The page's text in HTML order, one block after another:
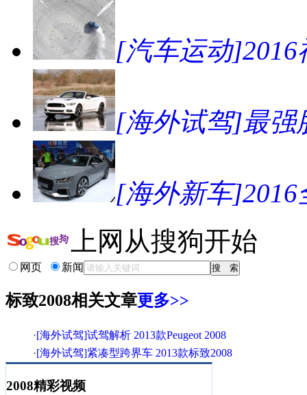
[汽车运动]2016
[海外试驾]最强
[海外新车]2016
上网从搜狗开始
网页 新闻
标致2008相关文章更多>>
·[海外试驾]试驾解析 2013款Peugeot 2008
·[海外试驾]紧凑型跨界车 2013款标致2008
·[海外试驾]快乐体现 跨界小SUV 标致2008
2008精彩视频